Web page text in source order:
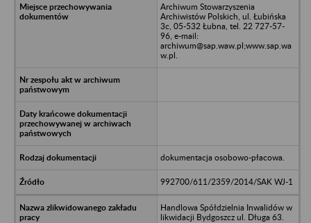
Archiwum Stowarzyszenia
Archiwistów Polskich, ul. Łubińska
3c, 05-532 Łubna, tel. 22 727-57-
96, e-mail:
archiwum@sap.waw.pl;www.sap.wa
w.pl.
dokumentacja osobowo-płacowa.
992700/611/2359/2014/SAK WJ-1
Handlowa Spółdzielnia Inwalidów w
likwidacji Bydgoszcz ul. Długa 63.